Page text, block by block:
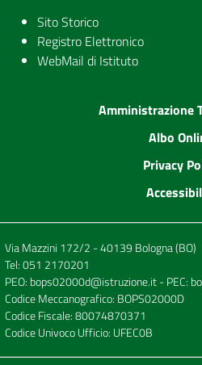
Sito Storico
Registro Elettronico
WebMail di Istituto
Amministrazione
Albo
Privacy
Via Mazzini 172/2 - 40139 Bologna (BO)
Tel:051 2170201
PEO: bops02000d@istruzione.it- PEC:
Codice Meccanografico: BOPS02000D
Codice Fiscale: 80074870371
Codice Univoco Ufficio: UFEC0B